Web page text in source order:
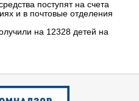
поступят на счета
и в почтовые отделения
на 12328 детей на